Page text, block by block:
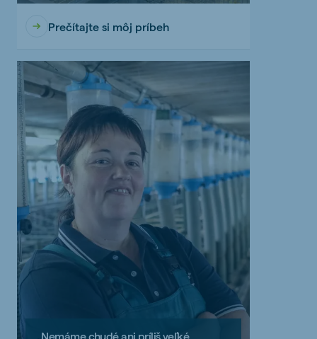
Prečítajte si môj príbeh
„Nemáme chudé ani príliš veľké